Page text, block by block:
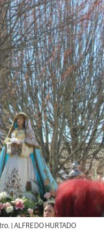
| ALFREDO HURTADO